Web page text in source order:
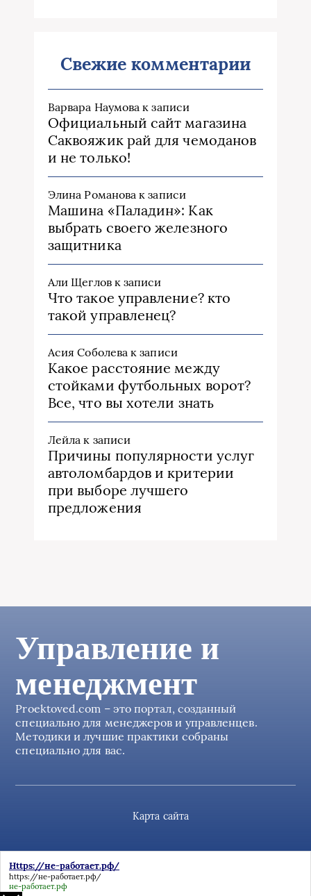
Свежие комментарии
Варвара Наумова к записи
Официальный сайт магазина
Саквояжик рай для чемоданов
и не только!
Элина Романова к записи
Машина «Паладин»: Как
выбрать своего железного
защитника
Али Щегловк записи
Что такое управление? кто
такой управленец?
Асия Соболева к записи
Какое расстояние между
стойками футбольных ворот?
Все, что вы хотели знать
Лейла к записи
Причины популярности услуг
автоломбардов и критерии
при выборе лучшего
предложения
Управление и
менеджмент
Proektoved.com – это портал, созданный
специально для менеджеров и управленцев.
Методики и лучшие практики собраны
специально для вас.
Карта сайта
Https://не-работает.рф/
https://не-работает.рф/
не-работает.рф